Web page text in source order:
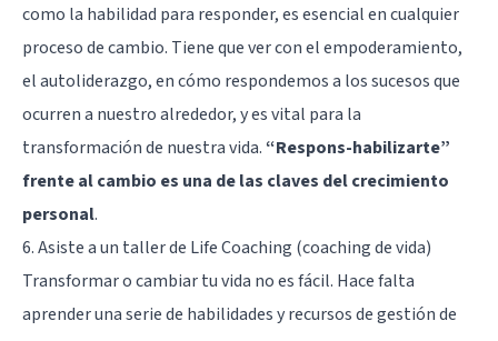
como la habilidad para responder, es esencial en cualquier
proceso de cambio. Tiene que ver con el empoderamiento,
el autoliderazgo, en cómo respondemos a los sucesos que
ocurren a nuestro alrededor, y es vital para la
transformación de nuestra vida. “Respons-habilizarte”
frente al cambio es una de las claves del crecimiento
personal.
6. Asiste a un taller de Life Coaching (coaching de vida)
Transformar o cambiar tu vida no es fácil. Hace falta
aprender una serie de habilidades y recursos de gestión de